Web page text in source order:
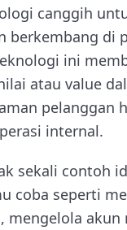
canggih
berkembang di
ini
atau value
pelanggan
internal.
sekali contoh
coba seperti
mengelola akun